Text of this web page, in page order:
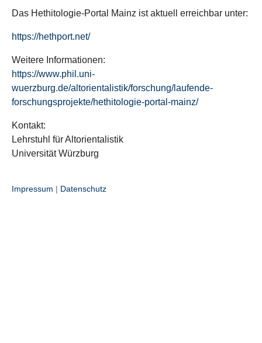
Das Hethitologie-Portal Mainz ist aktuell erreichbar unter:
https://hethport.net/
Weitere Informationen:
https://www.phil.uni-
wuerzburg.de/altorientalistik/forschung/laufende-
forschungsprojekte/hethitologie-portal-mainz/
Kontakt:
Lehrstuhl für Altorientalistik
Universität Würzburg
Impressum | Datenschutz